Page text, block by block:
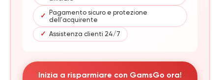
✓
Pagamento sicuro e protezione
dell'acquirente
✓ Assistenza clienti 24/7
Inizia a risparmiare con GamsGo ora!